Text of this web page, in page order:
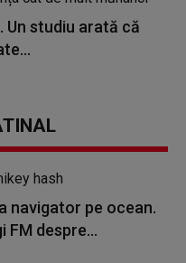
Un studiu arată că
navigator pe ocean.
FM despre...